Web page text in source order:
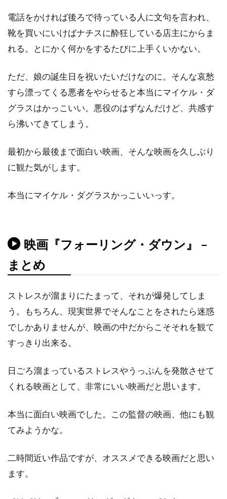
テディ・ジー
テリー・ガー
テレビマンユニオン
テレビ東京
テレンス・スタンプ
ディオン・ビーブ
ディディエ・オアロ
ディナ・フォックス
ディノ・ヨンサーテル
ディミトラ・アーリス
ディラン・カスマン
ディリープ・ラオ
ディーター・ラーザー
ディーン・ジョーガリス
ディーン・セムラー
デイドレ・グッドウィン
デイナ・E・グローバーマン
デイブ・シェリダン
デイヴィッド・L・ランダー
デイヴィッド・O・サックス
デイヴィッド・S・ウォード
デイヴィッド・クレノン
デイヴィッド・グリブル
デイヴィッド・ハッセルホフ
デイヴィッド・フェンファー
デイヴィッド・ホバーマン
電話をかければ後ろで待っている人に文句を言われ、
靴を買いにいけばナチスに酔狂している店主にからま
れる。とにかく何かをするたびに上手くいかない。
ただ、娘の誕生日を祝いたいだけなのに。そんな哀愁
すら漂ってくる悪者をやらせると本当にマイケル・ダ
グラスはかっこいい。悪役のはずなんだけど、共感す
ら沸いてきてしまう。
最初から最後まで面白い映画、そんな映画を久しぶり
に観た気がします。
本当にマイケル・ダグラスかっこいいっす。
映画『フォーリング・ダウン』 –
まとめ
ストレスが溜まりにたまって、それが爆発してしま
う。もちろん、現実世界でそんなことをされたら迷惑
でしかありませんが、映画の中だからこそそれを観て
すっきり出来る。
日ごろ溜まっているストレスやうっぷんを発散させて
くれる映画として、非常にいい映画だと思います。
本当に面白い映画でした。この監督の映画、他にも観
てみようかな。
二時間近い作品ですが、オススメできる映画だと思い
ます。